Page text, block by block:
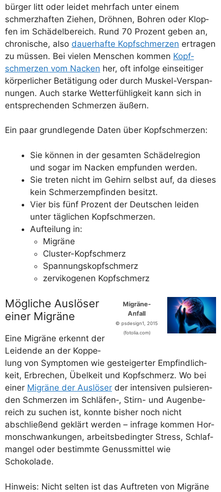
bür­ger litt oder lei­det mehr­fach unter einem
schmerz­haf­ten Zie­hen, Dröh­nen, Boh­ren oder Klop­
fen im Schä­del­be­reich. Rund 70 Pro­zent geben an,
chro­ni­sche, also dau­er­haf­te Kopf­schmer­zen ertra­gen
zu müs­sen. Bei vie­len Men­schen kom­men Kopf­
schmer­zen vom Nacken her, oft infol­ge ein­sei­ti­ger
kör­per­li­cher Betä­ti­gung oder durch Mus­kel-Ver­span­
nun­gen. Auch star­ke Wet­ter­füh­lig­keit kann sich in
ent­spre­chen­den Schmer­zen äußern.
Ein paar grund­le­gen­de Daten über Kopfschmerzen:
Sie kön­nen in der gesam­ten Schä­del­re­gi­on
und sogar im Nacken emp­fun­den werden.
Sie tre­ten nicht im Gehirn selbst auf, da die­ses
kein Schmerz­emp­fin­den besitzt.
Vier bis fünf Pro­zent der Deut­schen lei­den
unter täg­li­chen Kopfschmerzen.
Auf­tei­lung in:
Migrä­ne
Clus­ter-Kopf­schmerz
Span­nungs­kopf­schmerz
zer­vi­ko­ge­nen Kopfschmerz
Migrä­ne-
Anfall
© psdesign1, 2015
(fotolia.com)
Mögliche Auslöser
einer Migräne
Eine Migrä­ne erkennt der
Lei­den­de an der Kop­pe­
lung von Sym­pto­men wie gestei­ger­ter Emp­find­lich­
keit, Erbre­chen, Übel­keit und Kopf­schmerz. Wo bei
einer Migrä­ne der Aus­lö­ser der inten­si­ven pul­sie­ren­
den Schmer­zen im Schläfen‑, Stirn- und Augen­be­
reich zu suchen ist, konn­te bis­her noch nicht
abschlie­ßend geklärt wer­den – infra­ge kom­men Hor­
mon­schwan­kun­gen, arbeits­be­ding­ter Stress, Schlaf­
man­gel oder bestimm­te Genuss­mit­tel wie
Schokolade.
Hin­weis: Nicht sel­ten ist das Auf­tre­ten von Migrä­ne